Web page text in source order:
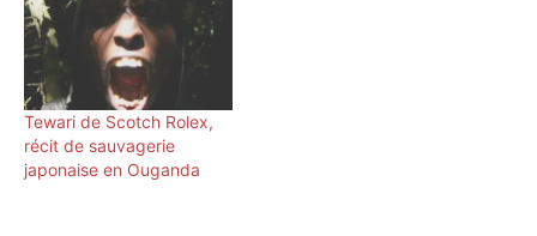
Tewari de Scotch Rolex,
récit de sauvagerie
japonaise en Ouganda